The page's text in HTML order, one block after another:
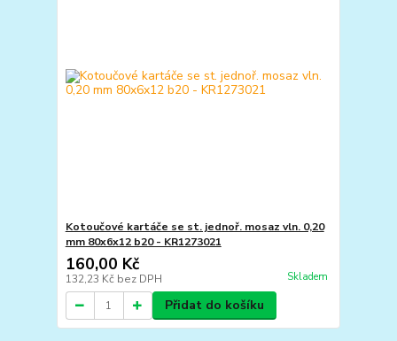
Kotoučové kartáče se st. jednoř. mosaz vln. 0,20
mm 80x6x12 b20 - KR1273021
160,00 Kč
132,23 Kč bez DPH Skladem
Přidat do košíku